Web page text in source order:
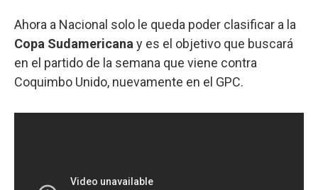
Ahora a Nacional solo le queda poder clasificar a la
Copa Sudamericana y es el objetivo que buscará
en el partido de la semana que viene contra
Coquimbo Unido, nuevamente en el GPC.